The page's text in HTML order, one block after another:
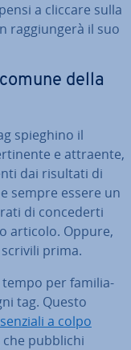
a cliccare sulla
rag­giun­ge­rà il suo
della
spieghino il
e attraente,
dai risultati di
sempre essere un
di con­ce­der­ti
articolo. Oppure,
prima.
per fa­mi­lia­
tag. Questo
a colpo
che pubblichi